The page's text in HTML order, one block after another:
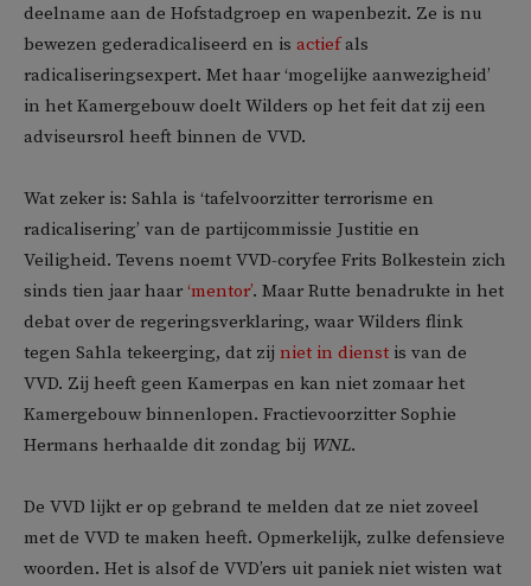
deelname aan de Hofstadgroep en wapenbezit. Ze is nu
bewezen gederadicaliseerd en is actiefals
radicaliseringsexpert. Met haar ‘mogelijke aanwezigheid’
in het Kamergebouw doelt Wilders op het feit dat zij een
adviseursrol heeft binnen de VVD.
Wat zeker is: Sahla is ‘tafelvoorzitter terrorisme en
radicalisering’ van de partijcommissie Justitie en
Veiligheid. Tevens noemt VVD-coryfee Frits Bolkestein zich
sinds tien jaar haar ‘mentor’. Maar Rutte benadrukte in het
debat over de regeringsverklaring, waar Wilders flink
tegen Sahla tekeerging, dat zij niet in dienst is van de
VVD. Zij heeft geen Kamerpas en kan niet zomaar het
Kamergebouw binnenlopen. Fractievoorzitter Sophie
Hermans herhaalde dit zondag bij WNL.
De VVD lijkt er op gebrand te melden dat ze niet zoveel
met de VVD te maken heeft. Opmerkelijk, zulke defensieve
woorden. Het is alsof de VVD’ers uit paniek niet wisten wat